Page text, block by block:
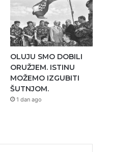
OLUJU SMO DOBILI
ORUŽJEM. ISTINU
MOŽEMO IZGUBITI
ŠUTNJOM.
1 dan ago